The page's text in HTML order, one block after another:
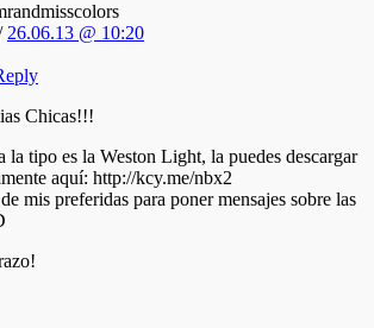
26.06.13 @ 10:20
Chicas!!!
la tipo es la Weston Light, la puedes descargar
aquí: http://kcy.me/nbx2
mis preferidas para poner mensajes sobre las